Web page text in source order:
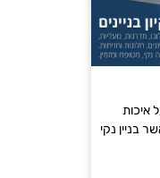
חודשים וכל
מרגיש רענן ונקי.
איכות
בניין נקי